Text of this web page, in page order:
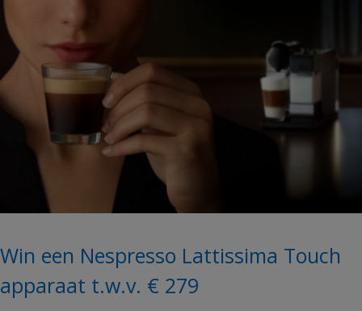
Win een Nespresso Lattissima Touch
apparaat t.w.v. € 279